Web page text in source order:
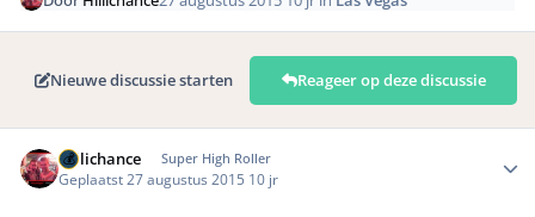
Nieuwe discussie starten Reageer op deze discussie
Hillichance Super High Roller
Geplaatst 27 augustus 2015 10 jr